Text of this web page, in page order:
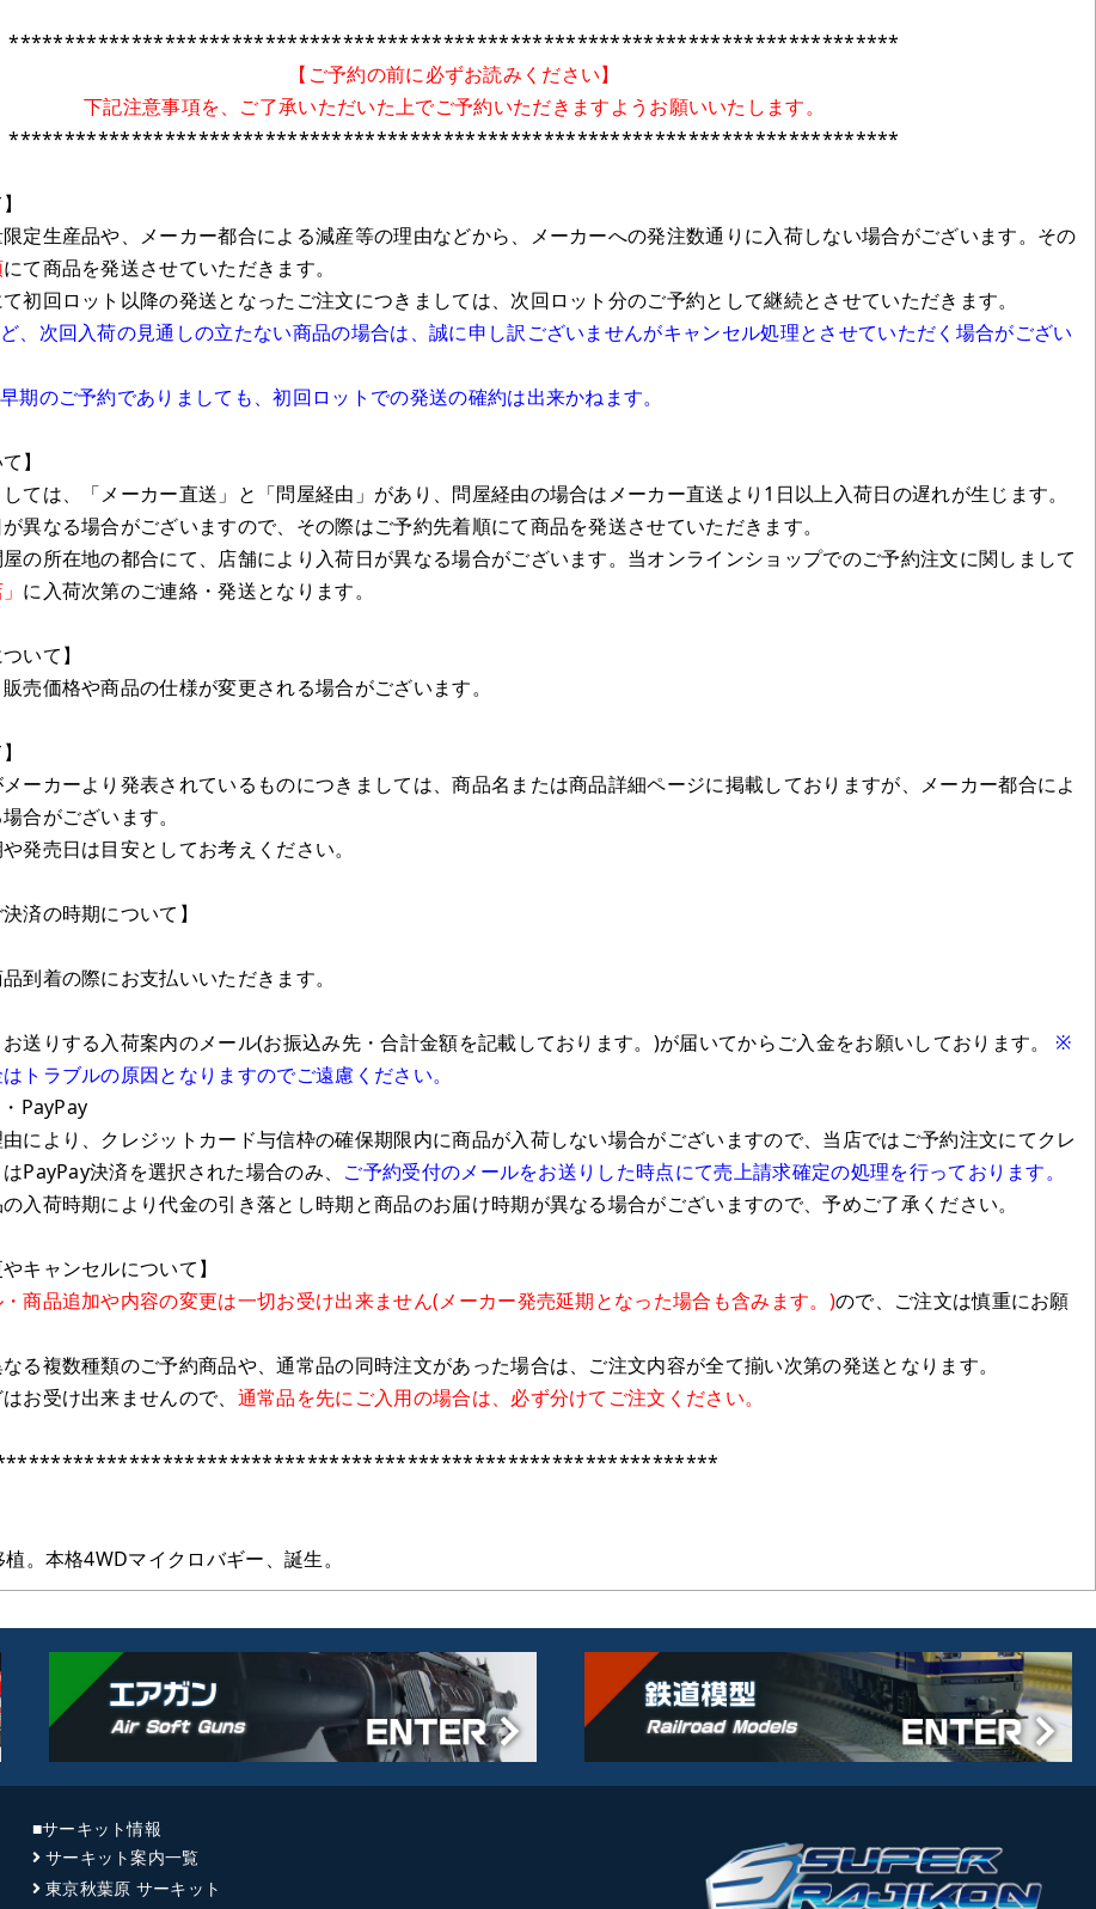
********************************************************************************
【ご予約の前に必ずお読みください】
下記注意事項を、ご了承いただいた上でご予約いただきますようお願いいたします。
********************************************************************************
定生産品や、メーカー都合による減産等の理由などから、メーカーへの発注数通りに入荷しない場合がございます。その
にて商品を発送させていただきます。
初回ロット以降の発送となったご注文につきましては、次回ロット分のご予約として継続とさせていただきます。
、次回入荷の見通しの立たない商品の場合は、誠に申し訳ございませんがキャンセル処理とさせていただく場合がござい
期のご予約でありましても、初回ロットでの発送の確約は出来かねます。
】
ては、「メーカー直送」と「問屋経由」があり、問屋経由の場合はメーカー直送より1日以上入荷日の遅れが生じます。
異なる場合がございますので、その際はご予約先着順にて商品を発送させていただきます。
の所在地の都合にて、店舗により入荷日が異なる場合がございます。当オンラインショップでのご予約注文に関しまして
に入荷次第のご連絡・発送となります。
いて】
売価格や商品の仕様が変更される場合がございます。
ーカーより発表されているものにつきましては、商品名または商品詳細ページに掲載しておりますが、メーカー都合によ
合がございます。
発売日は目安としてお考えください。
済の時期について】
到着の際にお支払いいただきます。
送りする入荷案内のメール(お振込み先・合計金額を記載しております。)が届いてからご入金をお願いしております。 ※
トラブルの原因となりますのでご遠慮ください。
PayPay
により、クレジットカード与信枠の確保期限内に商品が入荷しない場合がございますので、当店ではご予約注文にてクレ
PayPay決済を選択された場合のみ、 ご予約受付のメールをお送りした時点にて売上請求確定の処理を行っております。
入荷時期により代金の引き落とし時期と商品のお届け時期が異なる場合がございますので、予めご了承ください。
キャンセルについて】
商品追加や内容の変更は一切お受け出来ません(メーカー発売延期となった場合も含みます。)ので、ご注文は慎重にお願
る複数種類のご予約商品や、通常品の同時注文があった場合は、ご注文内容が全て揃い次第の発送となります。
お受け出来ませんので、 通常品を先にご入用の場合は、必ず分けてご注文ください。
。本格4WDマイクロバギー、誕生。
■サーキット情報
サーキット案内一覧
東京秋葉原 サーキット